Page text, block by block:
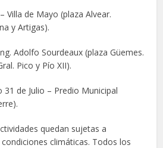
Villa de Mayo (plaza Alvear.
y Artigas).
Adolfo Sourdeaux (plaza Güemes.
Pico y Pío XII).
de Julio – Predio Municipal
quedan sujetas a
climáticas. Todos los